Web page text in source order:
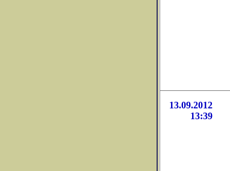
13.09.2012
13:39